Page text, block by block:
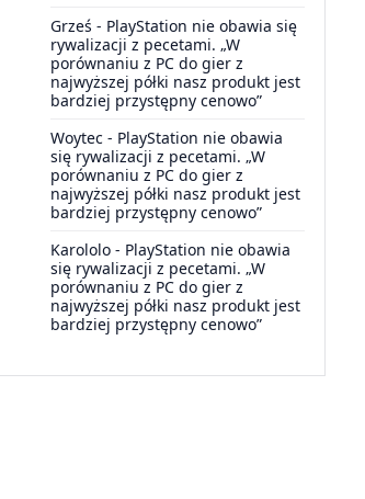
Grześ - PlayStation nie obawia się
rywalizacji z pecetami. „W
porównaniu z PC do gier z
najwyższej półki nasz produkt jest
bardziej przystępny cenowo”
Woytec - PlayStation nie obawia
się rywalizacji z pecetami. „W
porównaniu z PC do gier z
najwyższej półki nasz produkt jest
bardziej przystępny cenowo”
Karololo - PlayStation nie obawia
się rywalizacji z pecetami. „W
porównaniu z PC do gier z
najwyższej półki nasz produkt jest
bardziej przystępny cenowo”